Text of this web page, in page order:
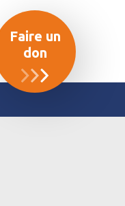
Faire un
don